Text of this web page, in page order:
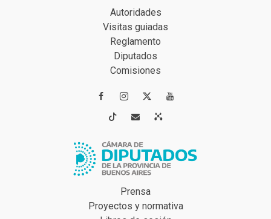
Autoridades
Visitas guiadas
Reglamento
Diputados
Comisiones
 
 
Prensa
Proyectos y normativa